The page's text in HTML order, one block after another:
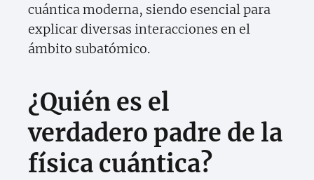
cuántica moderna, siendo esencial para
explicar diversas interacciones en el
ámbito subatómico.
¿Quién es el
verdadero padre de la
física cuántica?